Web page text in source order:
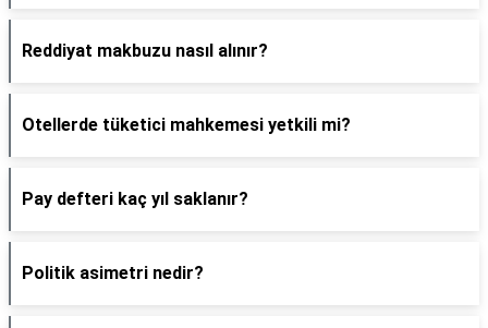
Reddiyat makbuzu nasıl alınır?
Otellerde tüketici mahkemesi yetkili mi?
Pay defteri kaç yıl saklanır?
Politik asimetri nedir?